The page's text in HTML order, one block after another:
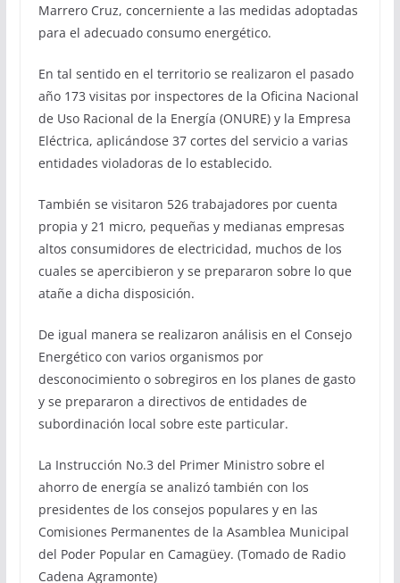
Marrero Cruz, concerniente a las medidas adoptadas
para el adecuado consumo energético.
En tal sentido en el territorio se realizaron el pasado
año 173 visitas por inspectores de la Oficina Nacional
de Uso Racional de la Energía (ONURE) y la Empresa
Eléctrica, aplicándose 37 cortes del servicio a varias
entidades violadoras de lo establecido.
También se visitaron 526 trabajadores por cuenta
propia y 21 micro, pequeñas y medianas empresas
altos consumidores de electricidad, muchos de los
cuales se apercibieron y se prepararon sobre lo que
atañe a dicha disposición.
De igual manera se realizaron análisis en el Consejo
Energético con varios organismos por
desconocimiento o sobregiros en los planes de gasto
y se prepararon a directivos de entidades de
subordinación local sobre este particular.
La Instrucción No.3 del Primer Ministro sobre el
ahorro de energía se analizó también con los
presidentes de los consejos populares y en las
Comisiones Permanentes de la Asamblea Municipal
del Poder Popular en Camagüey. (Tomado de Radio
Cadena Agramonte)